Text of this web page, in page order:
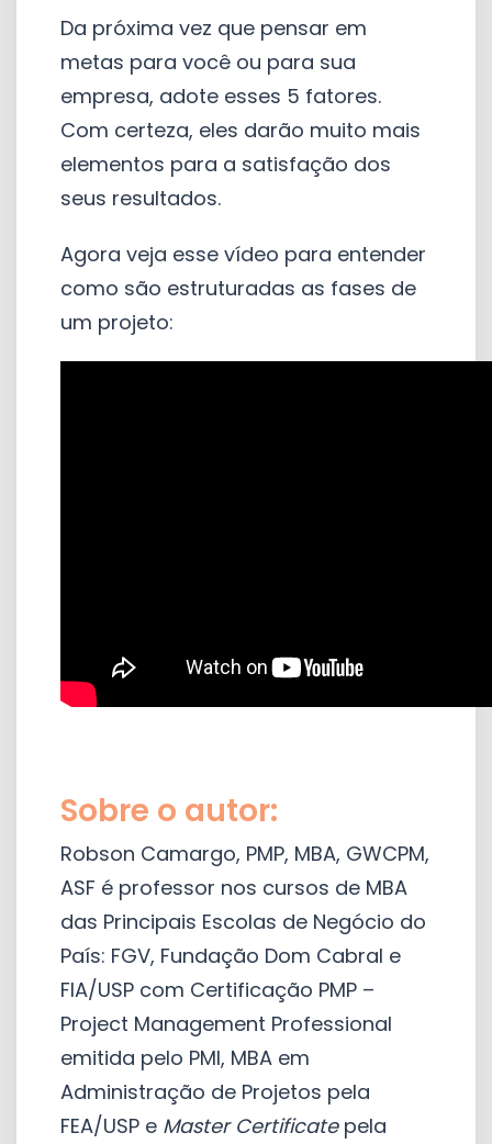
Da próxima vez que pensar em
metas para você ou para sua
empresa, adote esses 5 fatores.
Com certeza, eles darão muito mais
elementos para a satisfação dos
seus resultados.
Agora veja esse vídeo para entender
como são estruturadas as fases de
um projeto:
Sobre o autor:
Robson Camargo, PMP, MBA, GWCPM,
ASF é professor nos cursos de MBA
das Principais Escolas de Negócio do
País: FGV, Fundação Dom Cabral e
FIA/USP com Certificação PMP –
Project Management Professional
emitida pelo PMI, MBA em
Administração de Projetos pela
FEA/USP e Master Certificatepela